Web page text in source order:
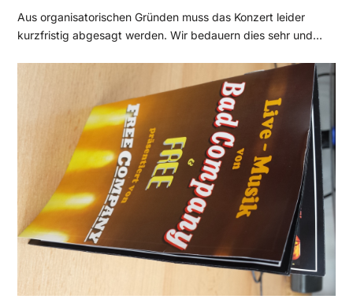
Aus organisatorischen Gründen muss das Konzert leider
kurzfristig abgesagt werden. Wir bedauern dies sehr und…